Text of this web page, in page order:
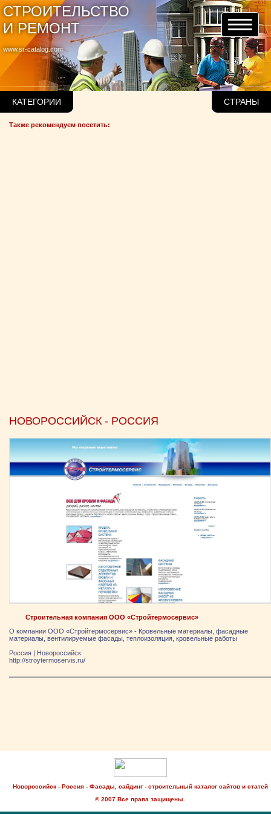
www.sr-catalog.com
СТРОИТЕЛЬСТВО
И РЕМОНТ
КАТЕГОРИИ СТРАНЫ
Также рекомендуем посетить:
НОВОРОССИЙСК - РОССИЯ
Строительная компания ООО «Стройтермосервис»
О компании ООО «Стройтермосервис» - Кровельные материалы, фасадные
материалы, вентилируемые фасады, теплоизоляция, кровельные работы
Россия | Новороссийск
http://stroytermoservis.ru/
Новороссийск - Россия - Фасады, сайдинг - строительный каталог сайтов и статей
© 2007 Все права защищены.